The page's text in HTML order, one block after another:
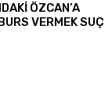
ÖZCAN’A
VERMEK SUÇ